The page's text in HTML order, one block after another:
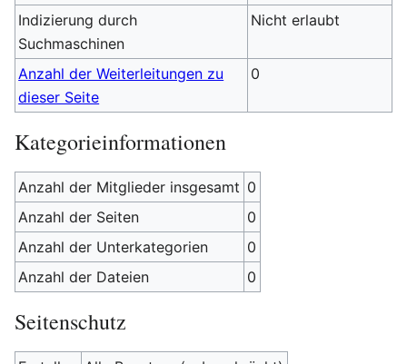
Indizierung durch
Suchmaschinen
Nicht erlaubt
Anzahl der Weiterleitungen zu
dieser Seite
0
Kategorieinformationen
Anzahl der Mitglieder insgesamt 0
Anzahl der Seiten
0
Anzahl der Unterkategorien
0
Anzahl der Dateien
0
Seitenschutz